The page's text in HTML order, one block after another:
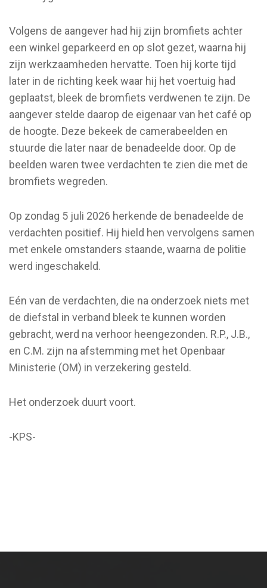
Volgens de aangever had hij zijn bromfiets achter
een winkel geparkeerd en op slot gezet, waarna hij
zijn werkzaamheden hervatte. Toen hij korte tijd
later in de richting keek waar hij het voertuig had
geplaatst, bleek de bromfiets verdwenen te zijn. De
aangever stelde daarop de eigenaar van het café op
de hoogte. Deze bekeek de camerabeelden en
stuurde die later naar de benadeelde door. Op de
beelden waren twee verdachten te zien die met de
bromfiets wegreden.
Op zondag 5 juli 2026 herkende de benadeelde de
verdachten positief. Hij hield hen vervolgens samen
met enkele omstanders staande, waarna de politie
werd ingeschakeld.
Eén van de verdachten, die na onderzoek niets met
de diefstal in verband bleek te kunnen worden
gebracht, werd na verhoor heengezonden. R.P., J.B.,
en C.M. zijn na afstemming met het Openbaar
Ministerie (OM) in verzekering gesteld.
Het onderzoek duurt voort.
-KPS-